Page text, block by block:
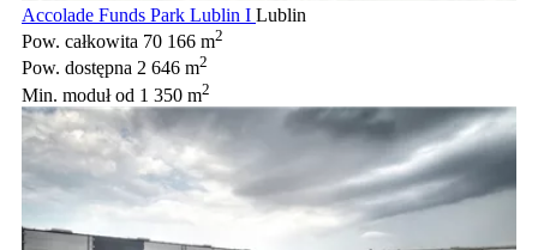
Accolade Funds Park Lublin I Lublin
Pow. całkowita 70 166 m2
Pow. dostępna 2 646 m2
Min. modułod 1 350 m2